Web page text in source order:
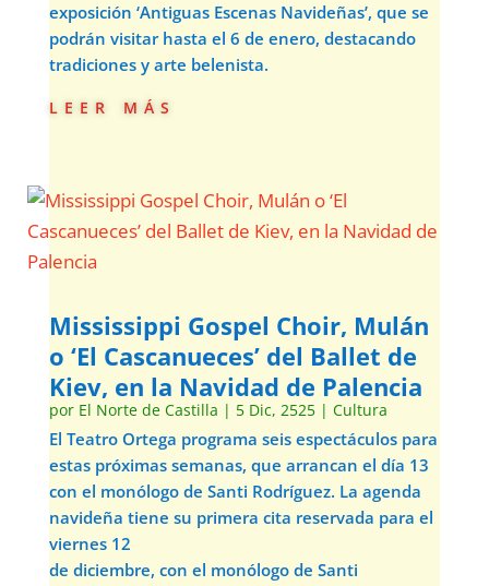
exposición ‘Antiguas Escenas Navideñas’, que se
podrán visitar hasta el 6 de enero, destacando
tradiciones y arte belenista.
leer más
Mississippi Gospel Choir, Mulán
o ‘El Cascanueces’ del Ballet de
Kiev, en la Navidad de Palencia
por El Norte de Castilla | 5 Dic, 2525| Cultura
El Teatro Ortega programa seis espectáculos para
estas próximas semanas, que arrancan el día 13
con el monólogo de Santi Rodríguez. La agenda
navideña tiene su primera cita reservada para el
viernes 12
de diciembre, con el monólogo de Santi